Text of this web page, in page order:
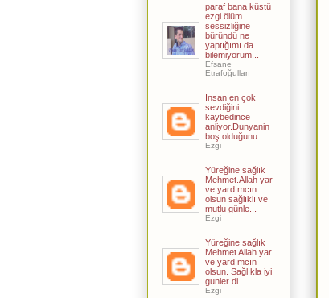
paraf bana küstü
ezgi ölüm
sessizliğine
büründü ne
yaptığımı da
bilemiyorum...
Efsane
Etrafoğulları
İnsan en çok
sevdiğini
kaybedince
anliyor.Dunyanin
boş olduğunu.
Ezgi
Yüreğine sağlık
Mehmet.Allah yar
ve yardımcın
olsun sağlıklı ve
mutlu günle...
Ezgi
Yüreğine sağlık
Mehmet Allah yar
ve yardımcın
olsun. Sağlıkla iyi
gunler di...
Ezgi